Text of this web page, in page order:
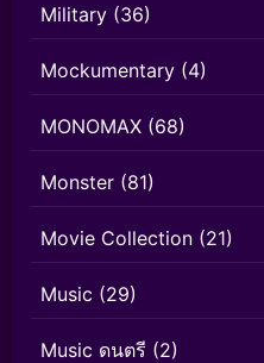
Military (36)
Mockumentary (4)
MONOMAX (68)
Monster (81)
Movie Collection (21)
Music (29)
Music ดนตรี (2)